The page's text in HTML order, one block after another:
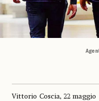
Vittorio Coscia, 22 maggio